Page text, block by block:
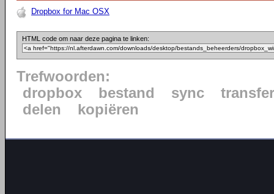
Dropbox for Mac OSX
HTML code om naar deze pagina te linken:
Trefwoorden:
dropbox
bestand sync
transfer
delen
kopiëren